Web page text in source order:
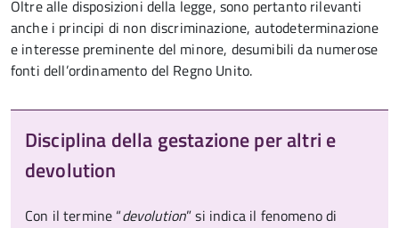
Oltre alle disposizioni della legge, sono pertanto rilevanti
anche i principi di non discriminazione, autodeterminazione
e interesse preminente del minore, desumibili da numerose
fonti dell’ordinamento del Regno Unito.
Disciplina della gestazione per altri e
devolution
Con il termine “devolution” si indica il fenomeno di